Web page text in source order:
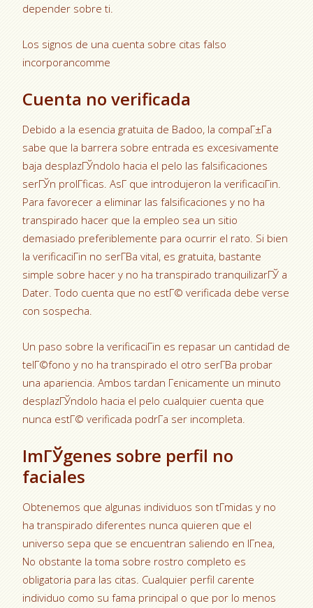
depender sobre ti.
Los signos de una cuenta sobre citas falso
incorporancomme
Cuenta no verificada
Debido a la esencia gratuita de Badoo, la compaГ±Г­a
sabe que la barrera sobre entrada es excesivamente
baja desplazГЎndolo hacia el pelo las falsificaciones
serГЎn prolГ­ficas. AsГ­ que introdujeron la verificaciГіn.
Para favorecer a eliminar las falsificaciones y no ha
transpirado hacer que la empleo sea un sitio
demasiado preferiblemente para ocurrir el rato. Si bien
la verificaciГіn no serГ­В­a vital, es gratuita, bastante
simple sobre hacer y no ha transpirado tranquilizarГЎ a
Dater. Todo cuenta que no estГ© verificada debe verse
con sospecha.
Un paso sobre la verificaciГіn es repasar un cantidad de
telГ©fono y no ha transpirado el otro serГ­В­a probar
una apariencia. Ambos tardan Гєnicamente un minuto
desplazГЎndolo hacia el pelo cualquier cuenta que
nunca estГ© verificada podrГ­a ser incompleta.
ImГЎgenes sobre perfil no
faciales
Obtenemos que algunas individuos son tГ­midas y no
ha transpirado diferentes nunca quieren que el
universo sepa que se encuentran saliendo en lГ­nea,
No obstante la toma sobre rostro completo es
obligatoria para las citas. Cualquier perfil carente
individuo como su fama principal o que por lo menos